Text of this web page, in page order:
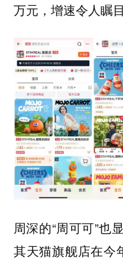
万元，增速令人瞩目
周深的“周可可”也
其天猫旗舰店在今